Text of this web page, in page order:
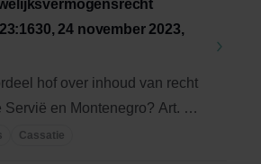
24 november 2023,
hof over inhoud van recht
en Montenegro? Art. 79
Cassatie